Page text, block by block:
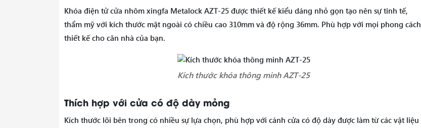
Khóa điện tử cửa nhôm xingfa Metalock AZT-25 được thiết kế kiểu dáng nhỏ gọn tạo nên sự tinh tế,
thẩm mỹ với kích thước mặt ngoài có chiều cao 310mm và độ rộng 36mm. Phù hợp với mọi phong cách
thiết kế cho căn nhà của bạn.
Kích thước khóa thông minh AZT-25
Thích hợp với cửa có độ dày mỏng
Kích thước lõi bên trong có nhiều sự lựa chọn, phù hợp với cánh cửa có độ dày được làm từ các vật liệu